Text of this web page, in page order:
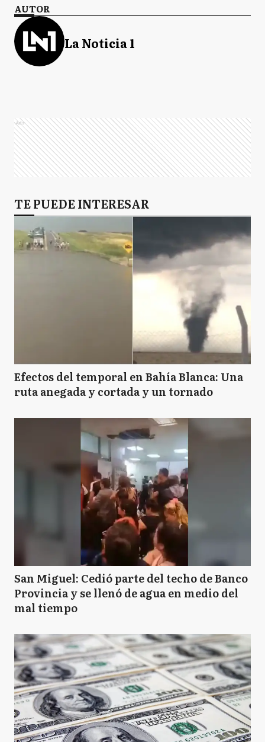
AUTOR
La Noticia 1
Ads
TE PUEDE INTERESAR
Efectos del temporal en Bahía Blanca: Una
ruta anegada y cortada y un tornado
San Miguel: Cedió parte del techo de Banco
Provincia y se llenó de agua en medio del
mal tiempo